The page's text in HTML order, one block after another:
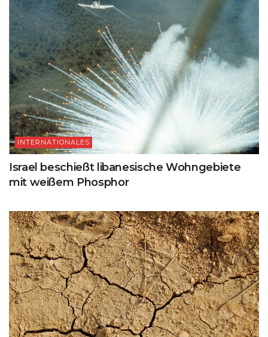
INTERNATIONALES
Israel beschießt libanesische Wohngebiete
mit weißem Phosphor